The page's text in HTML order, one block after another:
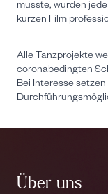
musste, wurden
kurzen Film
Alle Tanzprojekte
coronabedingten
Bei Interesse
Über uns